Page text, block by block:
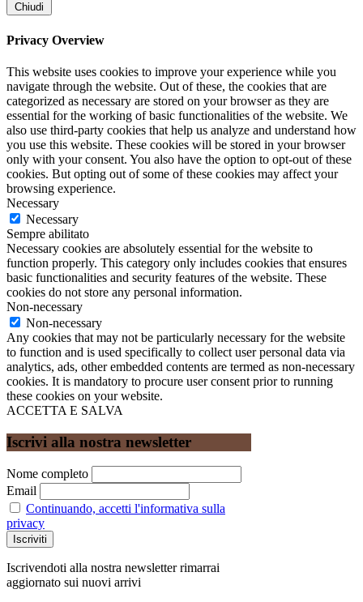
Chiudi
Privacy Overview
This website uses cookies to improve your experience while you
navigate through the website. Out of these, the cookies that are
categorized as necessary are stored on your browser as they are
essential for the working of basic functionalities of the website. We
also use third-party cookies that help us analyze and understand how
you use this website. These cookies will be stored in your browser
only with your consent. You also have the option to opt-out of these
cookies. But opting out of some of these cookies may affect your
browsing experience.
Necessary
Necessary
Sempre abilitato
Necessary cookies are absolutely essential for the website to
function properly. This category only includes cookies that ensures
basic functionalities and security features of the website. These
cookies do not store any personal information.
Non-necessary
Non-necessary
Any cookies that may not be particularly necessary for the website
to function and is used specifically to collect user personal data via
analytics, ads, other embedded contents are termed as non-necessary
cookies. It is mandatory to procure user consent prior to running
these cookies on your website.
ACCETTA E SALVA
Iscrivi alla nostra newsletter
Nome completo
Email
Continuando, accetti l'informativa sulla
privacy
Iscrivendoti alla nostra newsletter rimarrai
aggiornato sui nuovi arrivi